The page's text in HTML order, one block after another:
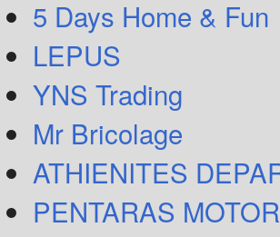
5 Days Home & Fun
LEPUS
YNS Trading
Mr Bricolage
ATHIENITES
PENTARAS